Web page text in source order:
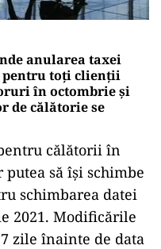
anularea taxei
pentru toți clienții
în octombrie și
de călătorie se
călătorii în
să își schimbe
schimbarea datei
2021. Modificările
zile înainte de data